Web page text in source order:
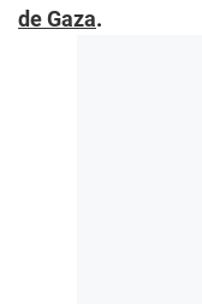
de Gaza.